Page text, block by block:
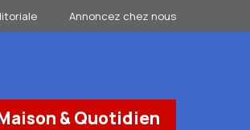
Annoncez chez nous
& Quotidien